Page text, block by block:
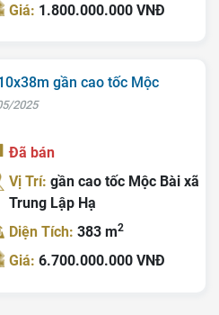
Giá: 1.800.000.000 VNĐ
gần cao tốc Mộc
2025
Đã bán
Vị Trí:gần cao tốc Mộc Bài xã
Trung Lập Hạ
Diện Tích:383 m2
Giá:6.700.000.000 VNĐ